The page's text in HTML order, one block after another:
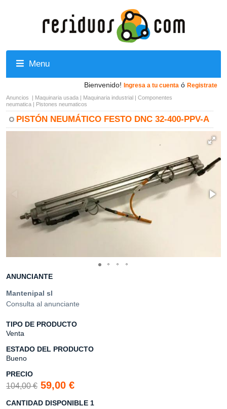
Menu
Bienvenido! Ingresa a tu cuenta ó Registrate
Anuncios | Maquinaria usada | Maquinaria industrial | Componentes
neumatica | Pistones neumaticos
PISTÓN NEUMÁTICO FESTO DNC 32-400-PPV-A
ANUNCIANTE
Mantenipal sl
Consulta al anunciante
TIPO DE PRODUCTO
Venta
ESTADO DEL PRODUCTO
Bueno
PRECIO
104,00 € 59,00 €
CANTIDAD DISPONIBLE 1